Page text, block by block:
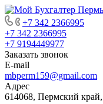
+7 342 2366995
+7 342 2366995
+7 9194449977
Заказать звонок
E-mail
mbperm159@gmail.com
Адрес
614068, Пермский